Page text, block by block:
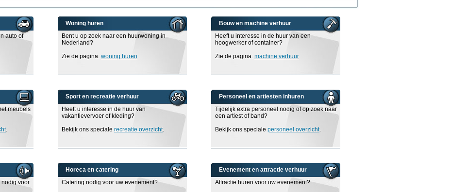
auto of
Woning huren
Bent u op zoek naar een huurwoning in
Nederland?
Zie de pagina: woning huren
Bouw en machine verhuur
Heeft u interesse in de huur van een
hoogwerker of container?
Zie de pagina: machine verhuur
meubels
.
Sport en recreatie verhuur
Heeft u interesse in de huur van
vakantievervoer of kleding?
Bekijk ons speciale recreatie overzicht.
Personeel en artiesten inhuren
Tijdelijk extra personeel nodig of op zoek naar
een artiest of band?
Bekijk ons speciale personeel overzicht.
nodig voor
Horeca en catering
Catering nodig voor uw evenement?
Evenement en attractie verhuur
Attractie huren voor uw evenement?